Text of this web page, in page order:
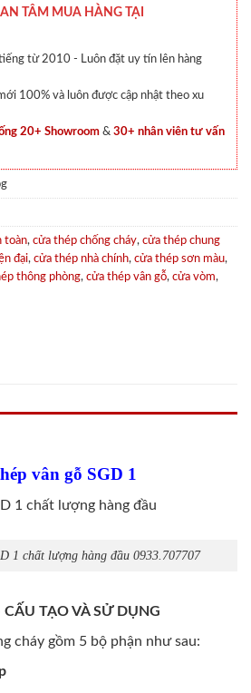
AN TÂM MUA HÀNG TẠI
tiếng từ 2010 - Luôn đặt uy tín lên hàng
100% và luôn được cập nhật theo xu
20+ Showroom & 30+ nhân viên tư vấn
toàn, cửa thép chống cháy, cửa thép chung
đại, cửa thép nhà chính, cửa thép sơn màu,
thông phòng, cửa thép vân gỗ, cửa vòm,
vân gỗ SGD 1
1 chất lượng hàng đầu 0933.707707
CẤU TẠO VÀ SỬ DỤNG
cháy gồm 5 bộ phận như sau: